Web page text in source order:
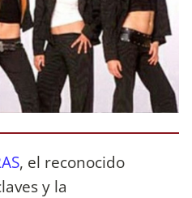
, el reconocido
y la